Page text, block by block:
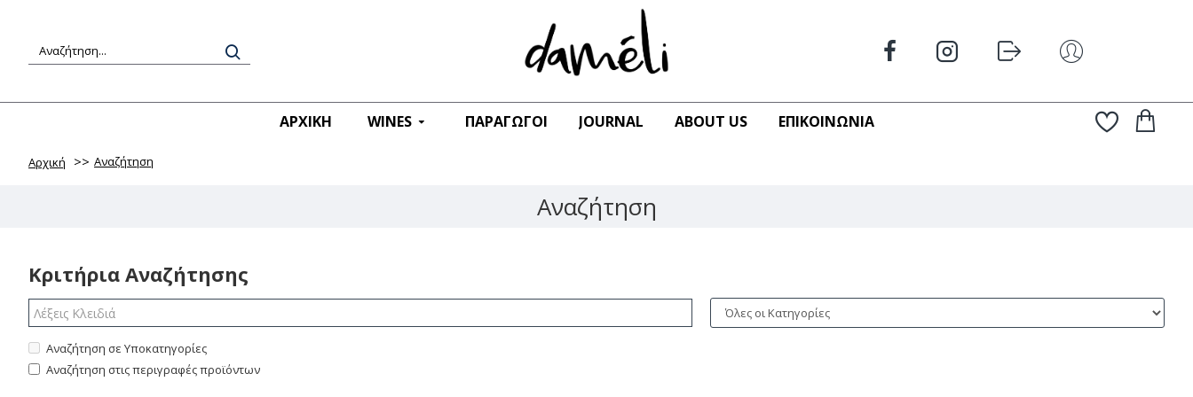
ΑΡΧΙΚΉ WINES ΠΑΡΑΓΩΓΟΊ JOURNAL ABOUT US ΕΠΙΚΟΙΝΩΝΊΑ
Αρχική Αναζήτηση
Αναζήτηση
Κριτήρια Αναζήτησης
Αναζήτηση σε Υποκατηγορίες
Αναζήτηση στις περιγραφές προϊόντων